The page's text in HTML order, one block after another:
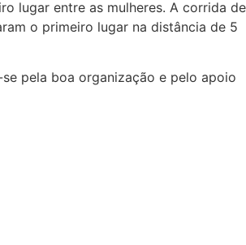
lugar entre as mulheres. A corrida de
o primeiro lugar na distância de 5
pela boa organização e pelo apoio